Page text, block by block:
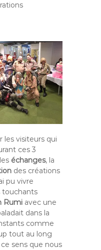
les visiteurs qui
ces 3
échanges, la
des créations
pu vivre
touchants
Rumi avec une
dans la
comme
tout au long
sens que nous